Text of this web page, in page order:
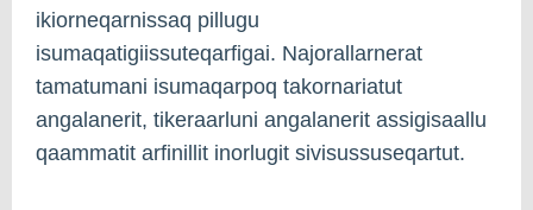
ikiorneqarnissaq pillugu
isumaqatigiissuteqarfigai. Najorallarnerat
tamatumani isumaqarpoq takornariatut
angalanerit, tikeraarluni angalanerit assigisaallu
qaammatit arfinillit inorlugit sivisussuseqartut.